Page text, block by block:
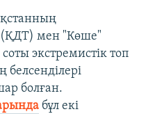
(ҚДТ) мен "Көше"
экстремистік топ
белсенділері
болған.
бұл екі